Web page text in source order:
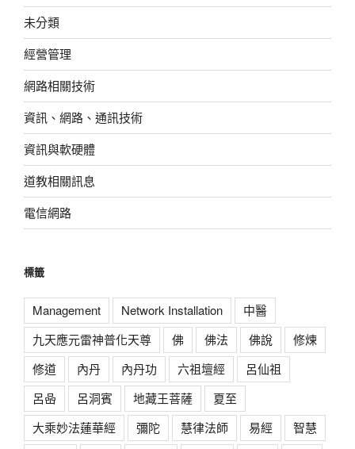
未分類
經營管理
網路相關技術
資訊、網路、通訊技術
資訊與軟硬體
道教相關訊息
電信網路
標籤
Management Network Installation
中醫
九天應元雷神普化天尊
佛 佛法 佛說
修煉
修道
內丹 內丹功 六祖壇經
呂仙祖
呂喦
呂洞賓 地藏王菩薩
夏至
大乘妙法蓮華經
彌陀 慧律法師 易經
智慧